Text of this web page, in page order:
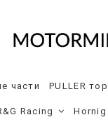
части PULLER
Racing Hornig